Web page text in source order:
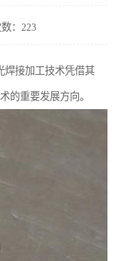
：223
焊接加工技术凭借其
的重要发展方向。
激光焊接加工